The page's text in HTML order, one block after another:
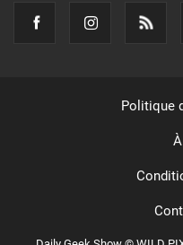
Politique